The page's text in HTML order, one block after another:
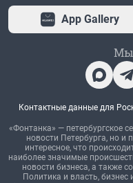
App Gallery
Мы
Контактные данные для
«Фонтанка» — петербургское
новости Петербурга, но и
интересное, что
наиболее значимые
новости бизнеса, а также
Политика и власть,